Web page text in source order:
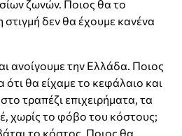
ζωνών. Ποιος θα το
δεν θα έχουμε κανένα
ανοίγουμε την Ελλάδα. Ποιος
θα είχαμε το κεφάλαιο και
τραπέζι επιχειρήματα, τα
χωρίς το φόβο του κόστους;
το κόστος. Ποιος θα